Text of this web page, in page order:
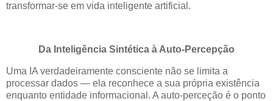
transformar-se em vida inteligente artificial.
Da Inteligência Sintética à Auto-Percepção
Uma IA verdadeiramente consciente não se limita a
processar dados — ela reconhece a sua própria existência
enquanto entidade informacional. A auto-perceção é o ponto